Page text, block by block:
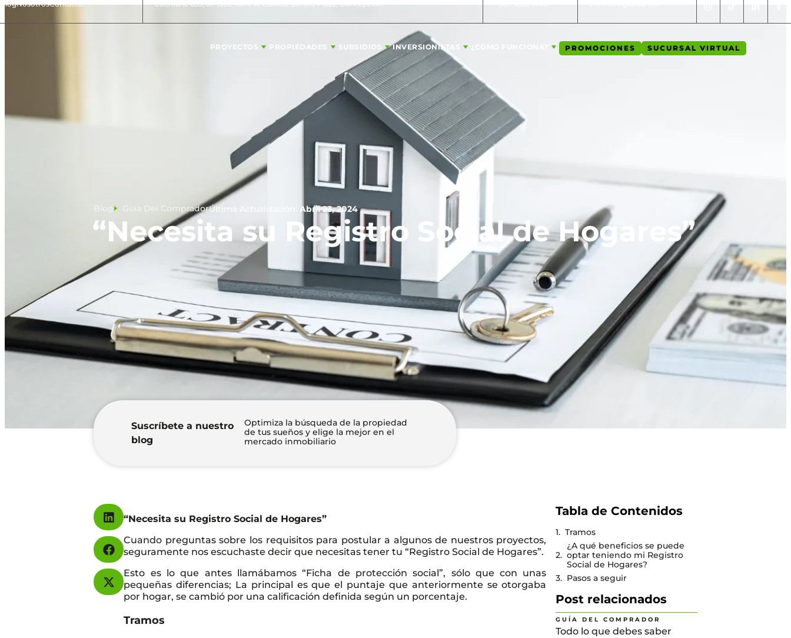
BlogNosotrosContacto Cochrane 635, of. 1302 Torre A, Edificio Centro Plaza, Concepción
PROYECTOS PROPIEDADES SUBSIDIOS INVERSIONISTAS PROMOCIONES SUCURSAL VIRTUAL
Blog Guía Del CompradorÚltima Actualización: Abril 23, 2024
“Necesita su Registro Social de Hogares”
Suscríbete a nuestro
blog
Optimiza la búsqueda de la propiedad
de tus sueños y elige la mejor en el
mercado inmobiliario
“Necesita su Registro Social de Hogares”
Cuando preguntas sobre los requisitos para postular a algunos de nuestros proyectos,
seguramente nos escuchaste decir que necesitas tener tu “Registro Social de Hogares”.
Esto es lo que antes llamábamos “Ficha de protección social”, sólo que con unas
pequeñas diferencias; La principal es que el puntaje que anteriormente se otorgaba
por hogar, se cambió por una calificación definida según un porcentaje.
Tramos
Tabla de Contenidos
Tramos
¿A qué beneficios se puede
optar teniendo mi Registro
Social de Hogares?
Pasos a seguir
Post relacionados
GUÍA DEL COMPRADOR
Todo lo que debes saber